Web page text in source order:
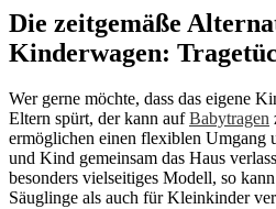
Die zeitgemäße
Kinderwagen:
Wer gerne möchte, dass das eigene
Eltern spürt, der kann aufBabytragen
ermöglichen einen flexiblen Umgang
und Kind gemeinsam das Haus
besonders vielseitiges Modell, so
Säuglinge als auch für Kleinkinder